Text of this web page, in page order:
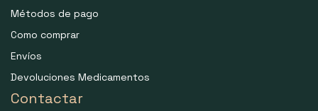
Métodos de pago
Como comprar
Envíos
Devoluciones Medicamentos
Contactar